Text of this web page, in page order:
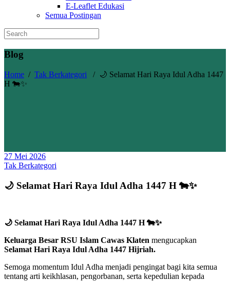
E-Leaflet Edukasi
Semua Postingan
Blog
Home / Tak Berkategori / 🌙 Selamat Hari Raya Idul Adha 1447
H 🐄✨
27 Mei 2026
Tak Berkategori
🌙 Selamat Hari Raya Idul Adha 1447 H 🐄✨
🌙 Selamat Hari Raya Idul Adha 1447 H 🐄✨
Keluarga Besar RSU Islam Cawas Klaten mengucapkan
Selamat Hari Raya Idul Adha 1447 Hijriah.
Semoga momentum Idul Adha menjadi pengingat bagi kita semua
tentang arti keikhlasan, pengorbanan, serta kepedulian kepada